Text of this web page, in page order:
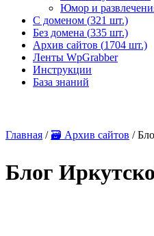
Юмор и
С доменом (321 шт.)
Без домена (335 шт.)
Архив сайтов (1704 шт.)
Ленты WpGrabber
Инструкции
База знаний
Главная / 🗃 Архив сайтов /
Блог